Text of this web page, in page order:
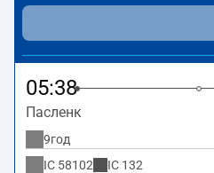
05:38
Пасленк
9год
IC 58102 IC 132